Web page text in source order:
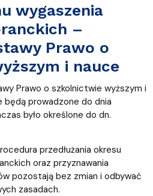
wygaszenia
–
Prawo o
i nauce
Prawo o szkolnictwie wyższym i
prowadzone do dnia
było określone do dn.
przedłużania okresu
oraz przyznawania
pozostają bez zmian i odbywać
zasadach.